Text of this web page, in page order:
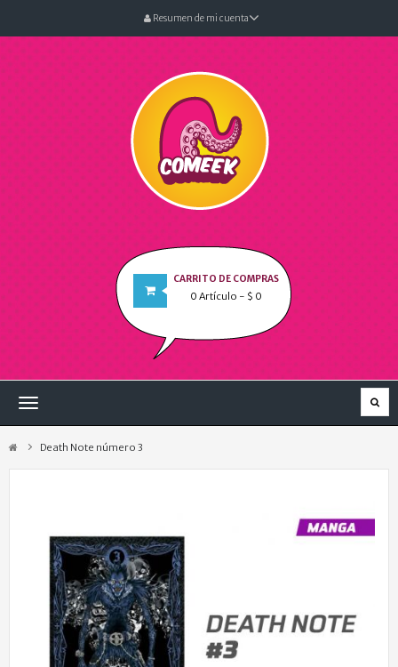
Resumen de mi cuenta
CARRITO DE COMPRAS
0 Artículo - $ 0
Navegación
Death Note número 3